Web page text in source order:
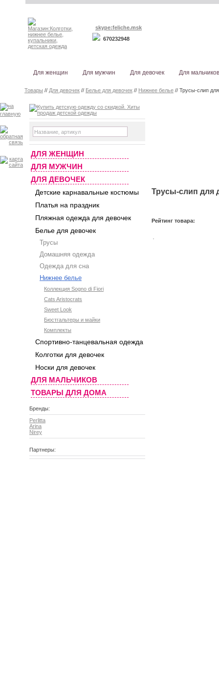
skype:feliche.msk
670232948
Для женщин Для мужчин Для девочек Для мальчиков
Товары // Для девочек // Белье для девочек // Нижнее белье // Трусы-слип
ДЛЯ ЖЕНЩИН
ДЛЯ МУЖЧИН
ДЛЯ ДЕВОЧЕК
Детские карнавальные костюмы
Платья на праздник
Пляжная одежда для девочек
Белье для девочек
Трусы
Домашняя одежда
Одежда для сна
Нижнее белье
Коллекция Sogno di Fiori
Cats Aristocrats
Sweet Look
Бюстгальтеры и майки
Комплекты
Спортивно-танцевальная одежда
Колготки для девочек
Носки для девочек
ДЛЯ МАЛЬЧИКОВ
ТОВАРЫ ДЛЯ ДОМА
Бренды:
Perlitta
Arina
Nirey
Партнеры:
Трусы-слип для
Рейтинг товара: